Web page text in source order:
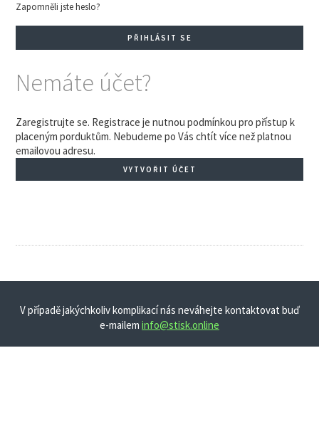
Zapomněli jste heslo?
Nemáte účet?
Zaregistrujte se. Registrace je nutnou podmínkou pro přístup k
placeným porduktům. Nebudeme po Vás chtít více než platnou
emailovou adresu.
VYTVOŘIT ÚČET
V případě jakýchkoliv komplikací nás neváhejte kontaktovat buď
e-mailem info@stisk.online